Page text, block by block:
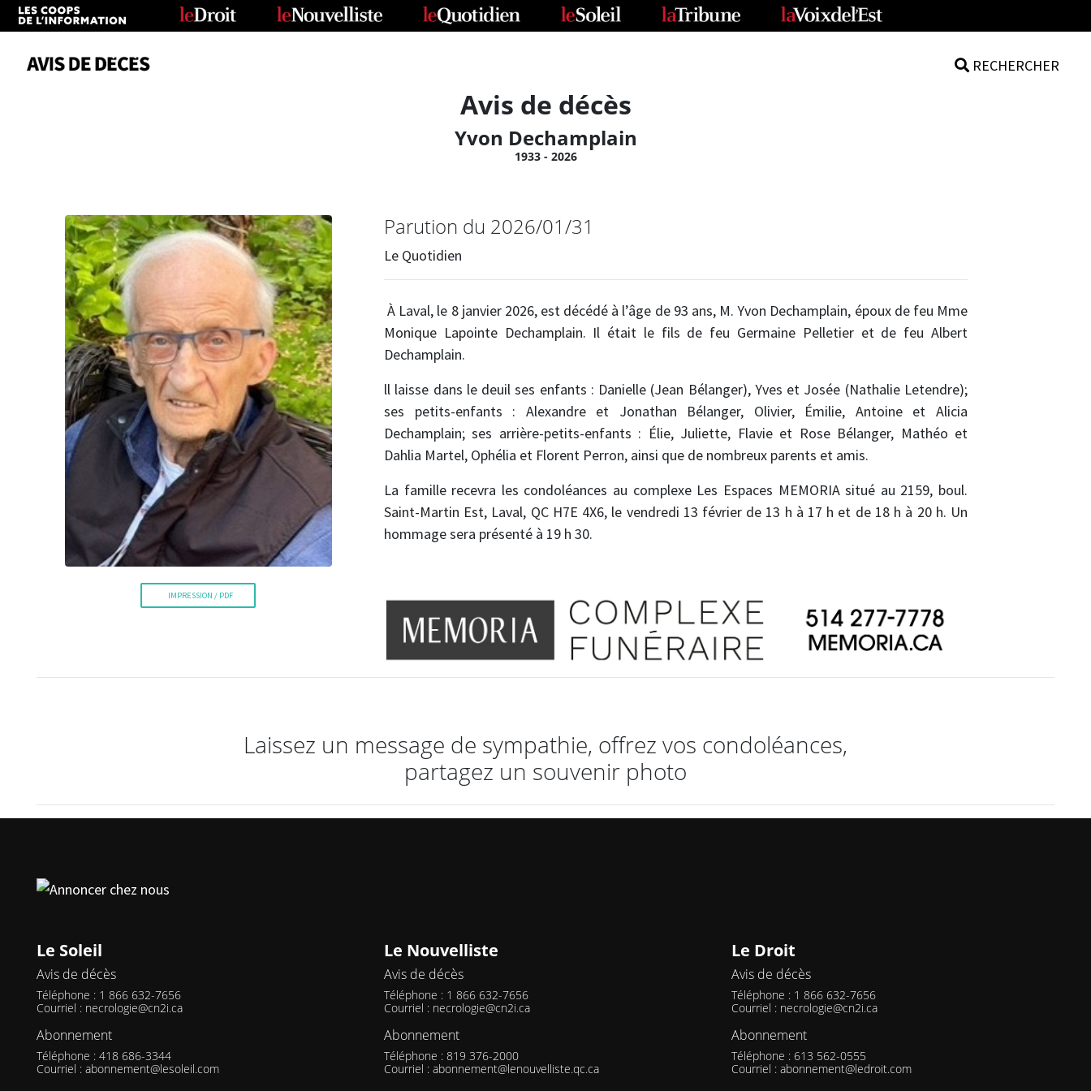
RECHERCHER
Date
Anniversaires
Remerciements
Le Soleil
Le Droit
La Tribune
Le Nouvelliste
Le Quotidien
La Voix de l'Est
Avis de décès
Yvon Dechamplain
1933 - 2026
IMPRESSION / PDF
Parution du 2026/01/31
Le Quotidien
À Laval, le 8 janvier 2026, est décédé à l’âge de 93 ans, M. Yvon Dechamplain, époux de feu Mme
Monique Lapointe Dechamplain. Il était le fils de feu Germaine Pelletier et de feu Albert
Dechamplain.
ll laisse dans le deuil ses enfants : Danielle (Jean Bélanger), Yves et Josée (Nathalie Letendre);
ses petits-enfants : Alexandre et Jonathan Bélanger, Olivier, Émilie, Antoine et Alicia
Dechamplain; ses arrière-petits-enfants : Élie, Juliette, Flavie et Rose Bélanger, Mathéo et
Dahlia Martel, Ophélia et Florent Perron, ainsi que de nombreux parents et amis.
La famille recevra les condoléances au complexe Les Espaces MEMORIA situé au 2159, boul.
Saint-Martin Est, Laval, QC H7E 4X6, le vendredi 13 février de 13 h à 17 h et de 18 h à 20 h. Un
hommage sera présenté à 19 h 30.
Laissez un message de sympathie, offrez vos condoléances,
partagez un souvenir photo
Le Soleil
Avis de décès
Téléphone : 1 866 632-7656
Courriel : necrologie@cn2i.ca
Abonnement
Téléphone : 418 686-3344
Courriel : abonnement@lesoleil.com
Le Nouvelliste
Avis de décès
Téléphone : 1 866 632-7656
Courriel : necrologie@cn2i.ca
Abonnement
Téléphone : 819 376-2000
Courriel : abonnement@lenouvelliste.qc.ca
Le Droit
Avis de décès
Téléphone : 1 866 632-7656
Courriel : necrologie@cn2i.ca
Abonnement
Téléphone : 613 562-0555
Courriel : abonnement@ledroit.com